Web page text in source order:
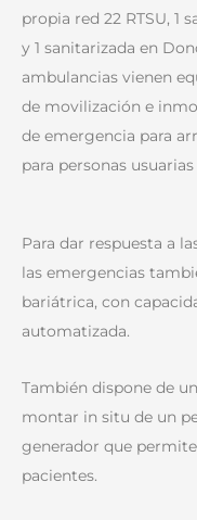
propia red 22 RTSU, 1
y 1 sanitarizada en
ambulancias vienen
de movilización e
de emergencia para
para personas usuarias
Para dar respuesta a
las emergencias
bariátrica, con
automatizada.
También dispone de
montar in situ de un
generador que
pacientes.